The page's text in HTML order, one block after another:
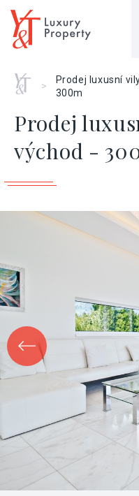
Home
>
Prodej luxusní
300m
Prodej
východ -